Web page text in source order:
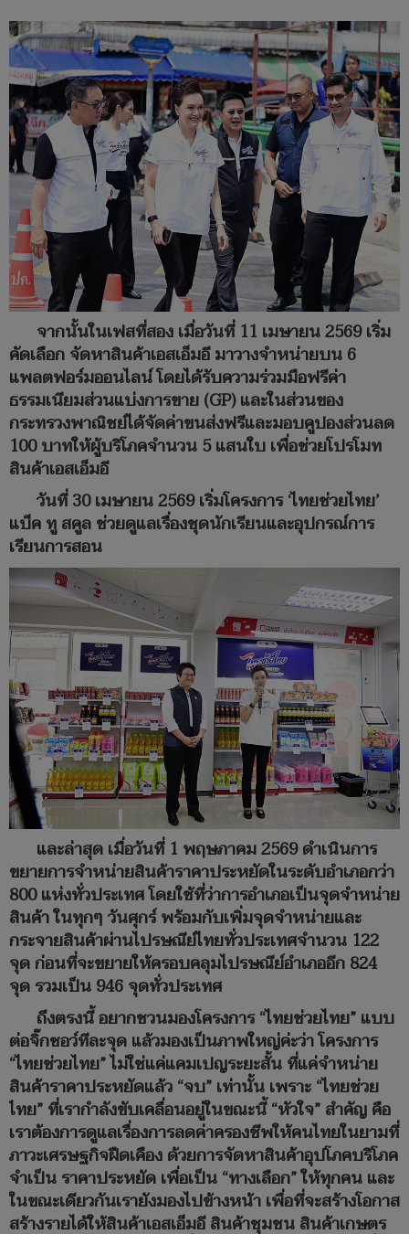
จากนั้นในเฟสที่สอง เมื่อวันที่ 11 เมษายน 2569 เริ่ม
คัดเลือก จัดหาสินค้าเอสเอ็มอี มาวางจำหน่ายบน 6
แพลตฟอร์มออนไลน์ โดยได้รับความร่วมมือฟรีค่า
ธรรมเนียมส่วนแบ่งการขาย (GP) และในส่วนของ
กระทรวงพาณิชย์ได้จัดค่าขนส่งฟรีและมอบคูปองส่วนลด
100 บาทให้ผู้บริโภคจำนวน 5 แสนใบ เพื่อช่วยโปรโมท
สินค้าเอสเอ็มอี
วันที่ 30 เมษายน 2569 เริ่มโครงการ ‘ไทยช่วยไทย’
แบ็ค ทู สคูล ช่วยดูแลเรื่องชุดนักเรียนและอุปกรณ์การ
เรียนการสอน
และล่าสุด เมื่อวันที่ 1 พฤษภาคม 2569 ดำเนินการ
ขยายการจำหน่ายสินค้าราคาประหยัดในระดับอำเภอกว่า
800 แห่งทั่วประเทศ โดยใช้ที่ว่าการอำเภอเป็นจุดจำหน่าย
สินค้า ในทุกๆ วันศุกร์ พร้อมกับเพิ่มจุดจำหน่ายและ
กระจายสินค้าผ่านไปรษณีย์ไทยทั่วประเทศจำนวน 122
จุด ก่อนที่จะขยายให้ครอบคลุมไปรษณีย์อำเภออีก 824
จุด รวมเป็น 946 จุดทั่วประเทศ
ถึงตรงนี้ อยากชวนมองโครงการ “ไทยช่วยไทย” แบบ
ต่อจิ๊กซอว์ทีละจุด แล้วมองเป็นภาพใหญ่ค่ะว่า โครงการ
“ไทยช่วยไทย” ไม่ใช่แค่แคมเปญระยะสั้น ที่แค่จำหน่าย
สินค้าราคาประหยัดแล้ว “จบ” เท่านั้น เพราะ “ไทยช่วย
ไทย” ที่เรากำลังขับเคลื่อนอยู่ในขณะนี้ “หัวใจ” สำคัญ คือ
เราต้องการดูแลเรื่องการลดค่าครองชีพให้คนไทยในยามที่
ภาวะเศรษฐกิจฝืดเคือง ด้วยการจัดหาสินค้าอุปโภคบริโภค
จำเป็น ราคาประหยัด เพื่อเป็น “ทางเลือก” ให้ทุกคน และ
ในขณะเดียวกันเรายังมองไปข้างหน้า เพื่อที่จะสร้างโอกาส
สร้างรายได้ให้สินค้าเอสเอ็มอี สินค้าชุมชน สินค้าเกษตร